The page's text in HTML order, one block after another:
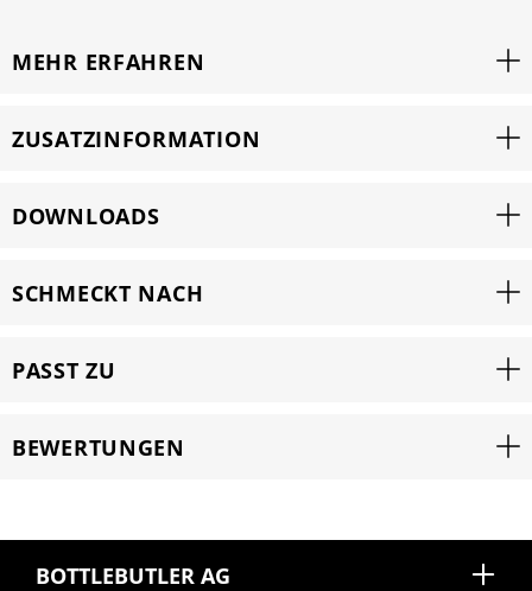
MEHR ERFAHREN
ZUSATZINFORMATION
DOWNLOADS
SCHMECKT NACH
PASST ZU
BEWERTUNGEN
BOTTLEBUTLER AG